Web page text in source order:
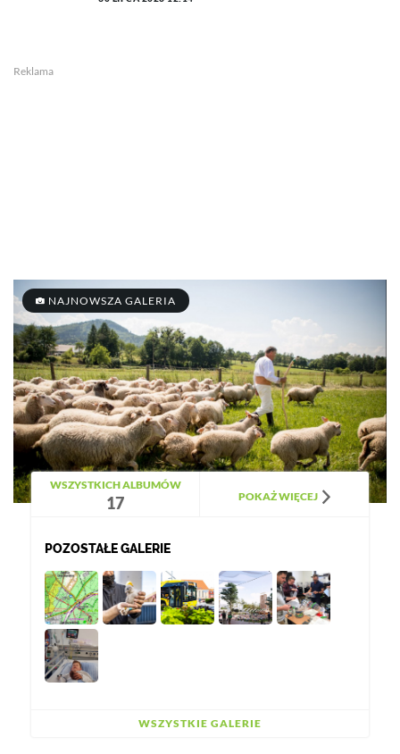
Reklama
NAJNOWSZA GALERIA
WSZYSTKICH ALBUMÓW
17 POKAŻ WIĘCEJ
POZOSTAŁE GALERIE
WSZYSTKIE GALERIE